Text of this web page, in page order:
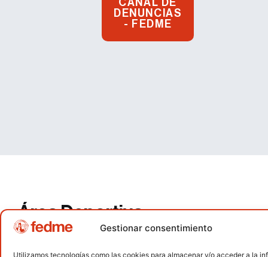
Gestionar consentimiento
Utilizamos tecnologías como las cookies para almacenar y/o acceder a la
DENUNCIAS
- FEDME
Área Deportiva